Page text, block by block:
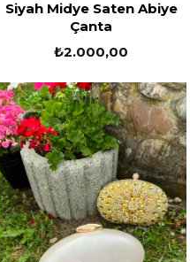
Siyah Midye Saten Abiye
Çanta
₺2.000,00